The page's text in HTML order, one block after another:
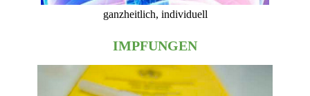
ganzheitlich, individuell
IMPFUNGEN